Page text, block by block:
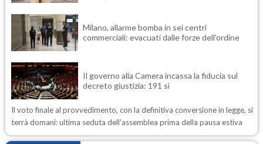
Milano, allarme bomba in sei centri
commerciali: evacuati dalle forze dell'ordine
Il governo alla Camera incassa la fiducia sul
decreto giustizia: 191 sì
Il voto finale al provvedimento, con la definitiva conversione in legge, si
terrà domani: ultima seduta dell'assemblea prima della pausa estiva